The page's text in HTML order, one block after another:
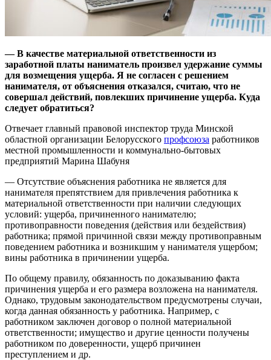
— В качестве материальной ответственности из
заработной платы наниматель произвел удержание суммы
для возмещения ущерба. Я не согласен с решением
нанимателя, от объяснения отказался, считаю, что не
совершал действий, повлекших причинение ущерба. Куда
следует обратиться?
Отвечает главный правовой инспектор труда Минской
областной организации Белорусского профсоюза работников
местной промышленности и коммунально-бытовых
предприятий Марина Шабуня
— Отсутствие объяснения работника не является для
нанимателя препятствием для привлечения работника к
материальной ответственности при наличии следующих
условий: ущерба, причиненного нанимателю;
противоправности поведения (действия или бездействия)
работника; прямой причинной связи между противоправным
поведением работника и возникшим у нанимателя ущербом;
вины работника в причинении ущерба.
По общему правилу, обязанность по доказыванию факта
причинения ущерба и его размера возложена на нанимателя.
Однако, трудовым законодательством предусмотрены случаи,
когда данная обязанность у работника. Например, с
работником заключен договор о полной материальной
ответственности; имущество и другие ценности получены
работником по доверенности, ущерб причинен
преступлением и др.